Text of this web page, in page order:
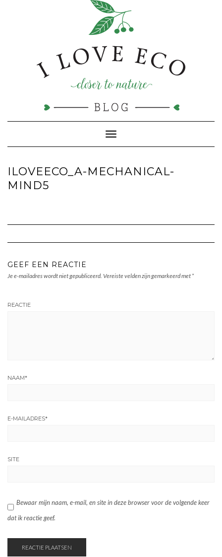
Toggle navigatie
ILOVEECO_A-MECHANICAL-
MIND5
GEEF EEN REACTIE
Je e-mailadres wordt niet gepubliceerd. Vereiste velden zijn gemarkeerd met *
REACTIE
NAAM*
E-MAILADRES*
SITE
Bewaar mijn naam, e-mail, en site in deze browser voor de volgende keer
dat ik reactie geef.